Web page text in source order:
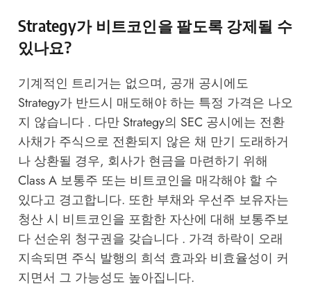
Strategy가 비트코인을 팔도록 강제될 수
있나요?
기계적인 트리거는 없으며, 공개 공시에도
Strategy가 반드시 매도해야 하는 특정 가격은 나오
지 않습니다 . 다만 Strategy의 SEC 공시에는 전환
사채가 주식으로 전환되지 않은 채 만기 도래하거
나 상환될 경우, 회사가 현금을 마련하기 위해
Class A 보통주 또는 비트코인을 매각해야 할 수
있다고 경고합니다. 또한 부채와 우선주 보유자는
청산 시 비트코인을 포함한 자산에 대해 보통주보
다 선순위 청구권을 갖습니다 . 가격 하락이 오래
지속되면 주식 발행의 희석 효과와 비효율성이 커
지면서 그 가능성도 높아집니다.